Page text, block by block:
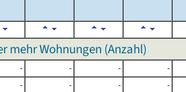
mehr Wohnungen (Anzahl)
- - - -
- - - -